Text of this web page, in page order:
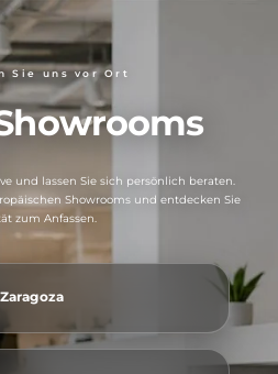
Sie uns vor Ort
und lassen Sie sich persönlich beraten.
Showrooms und entdecken Sie
zum Anfassen.
Zaragoza